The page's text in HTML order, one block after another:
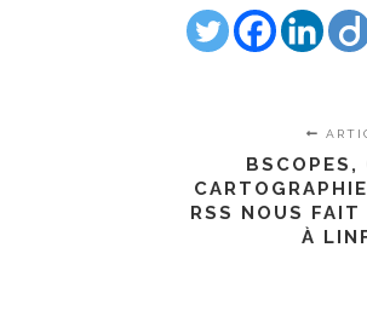
RSS NOUS FAIT
À